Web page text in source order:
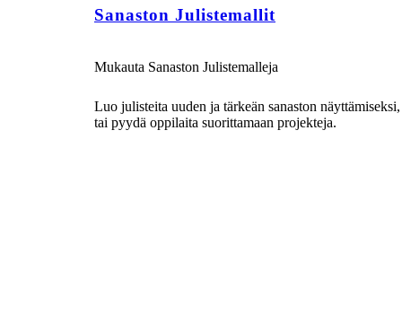
Sanaston Julistemallit
Mukauta Sanaston Julistemalleja
Luo julisteita uuden ja tärkeän sanaston
tai pyydä oppilaita suorittamaan projekteja.